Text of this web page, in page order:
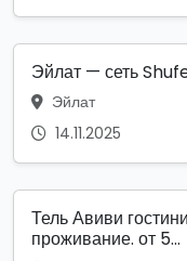
Эйлат — сеть
Эйлат
14.11.2025
Тель Авиви
проживание. от 5...